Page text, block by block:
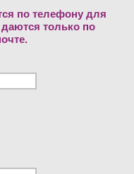
по телефону для
только по